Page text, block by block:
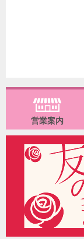
営業案内